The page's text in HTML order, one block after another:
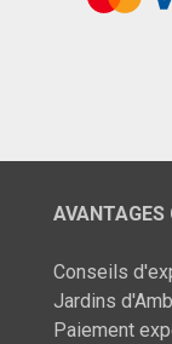
AVANTAGES
Conseils
Jardins
Paiement